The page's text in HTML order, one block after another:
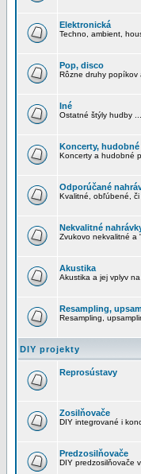
Elektronická
Techno, ambient,
Pop, disco
Rôzne druhy popíkov
Iné
Ostatné štýly hudby ...
Koncerty,
Koncerty a hudobné
Odporúčané
Kvalitné, obľúbené, či
Nekvalitné
Zvukovo nekvalitné a
Akustika
Akustika a jej vplyv na
Resampling,
Resampling,
DIY projekty
Reprosústavy
Zosilňovače
DIY integrované i
Predzosilňovače
DIY predzosilňovače